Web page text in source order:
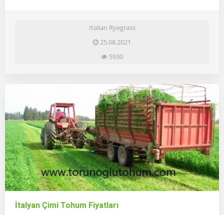
Italian Ryegrass
25.08.2021
5930
İtalyan Çimi Tohum Fiyatları